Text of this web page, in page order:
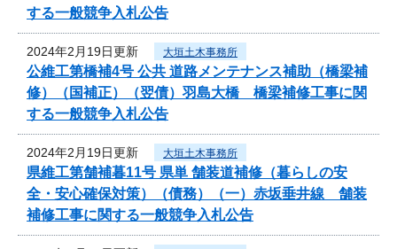
する一般競争入札公告
2024年2月19日更新 大垣土木事務所
公維工第橋補4号 公共 道路メンテナンス補助（橋梁補
修）（国補正）（翌債）羽島大橋 橋梁補修工事に関
する一般競争入札公告
2024年2月19日更新 大垣土木事務所
県維工第舗補暮11号 県単 舗装道補修（暮らしの安
全・安心確保対策）（債務）（一）赤坂垂井線 舗装
補修工事に関する一般競争入札公告